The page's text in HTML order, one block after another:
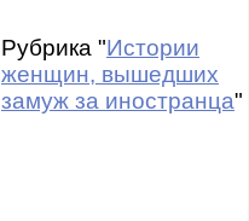
Рубрика "Истории
женщин, вышедших
замуж за иностранца"